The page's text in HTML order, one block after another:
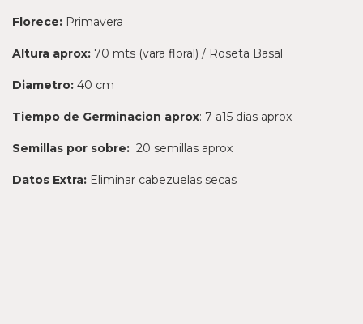
Florece: Primavera
Altura aprox: 70 mts (vara floral) / Roseta Basal
Diametro: 40 cm
Tiempo de Germinacion aprox: 7 a15 dias aprox
Semillas por sobre: 20 semillas aprox
Datos Extra: Eliminar cabezuelas secas